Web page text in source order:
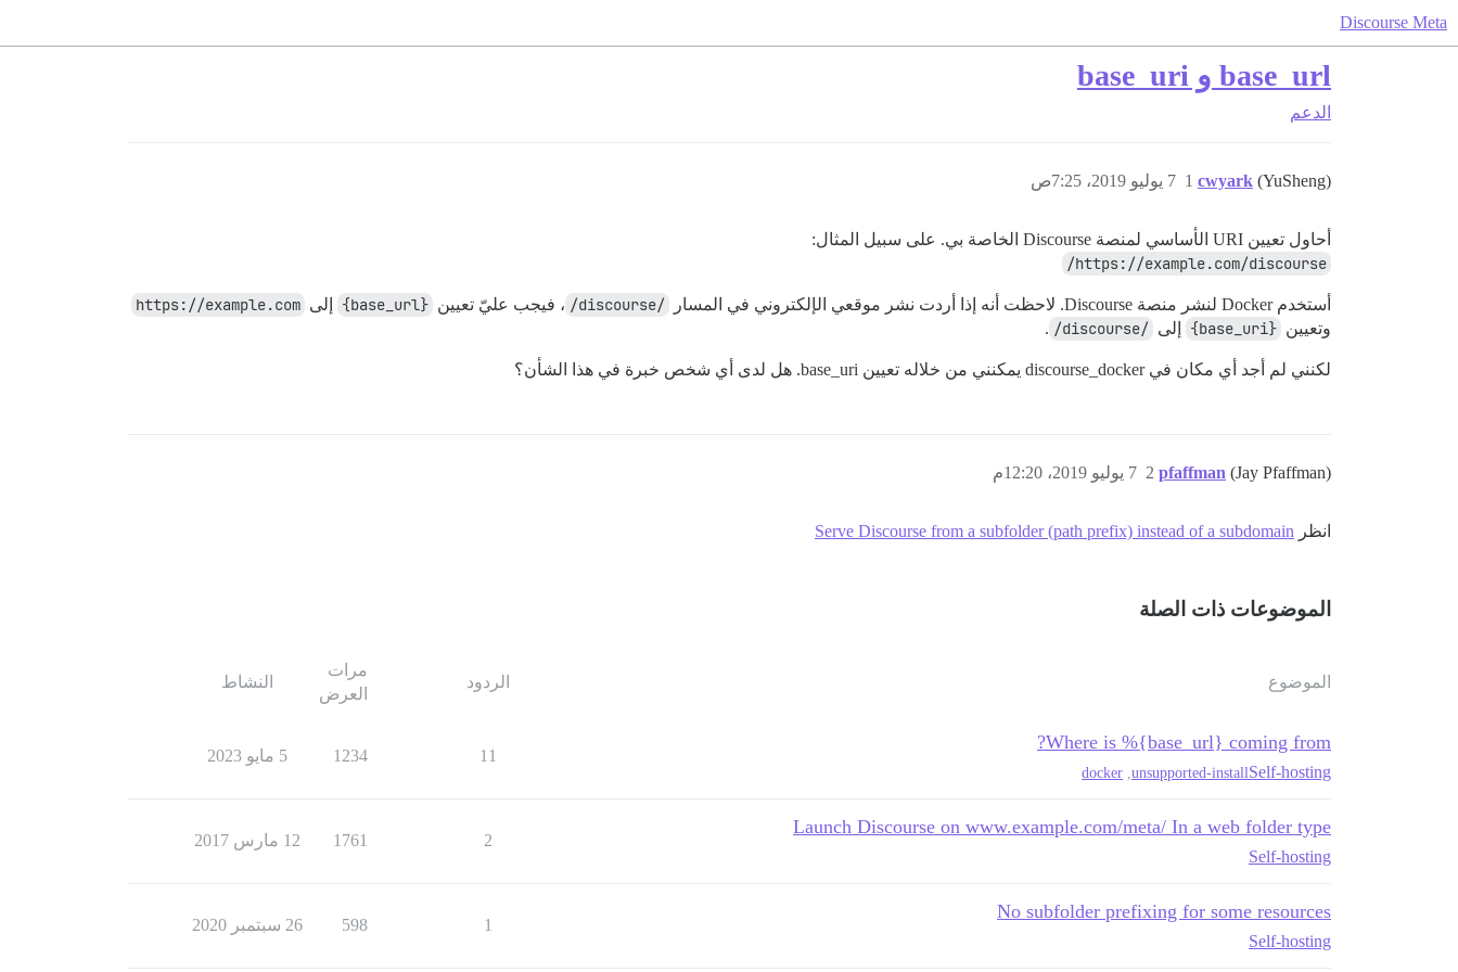
Discourse Meta
base_url و base_uri
الدعم
cwyark (YuSheng) 7 يوليو 2019، 7:25ص 1
أحاول تعيين URI الأساسي لمنصة Discourse الخاصة بي. على سبيل المثال:
https://example.com/discourse/
أستخدم Docker لنشر منصة Discourse. لاحظت أنه إذا أردت نشر موقعي الإلكتروني في المسار /discourse/ ، فيجب عليّ تعيين {base_url} إلى https://example.com
وتعيين {base_uri} إلى /discourse/
.
لكنني لم أجد أي مكان في discourse_docker يمكنني من خلاله تعيين base_uri. هل لدى أي شخص خبرة في هذا الشأن؟
pfaffman (Jay Pfaffman) 7 يوليو 2019، 12:20م 2
انظر Serve Discourse from a subfolder (path prefix) instead of a subdomain
الموضوعات ذات الصلة
الموضوع الردود
مرات
العرض
النشاط
Where is %{base_url} coming from?
Self-hosting
unsupported-install
docker
11
1234 5 مايو 2023
Launch Discourse on www.example.com/meta/ In a web folder type
Self-hosting
2
1761 12 مارس 2017
No subfolder prefixing for some resources
Self-hosting
1
598 26 سبتمبر 2020